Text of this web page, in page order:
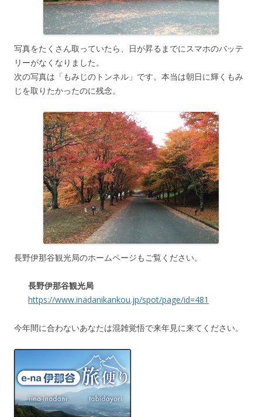
写真をたくさん取っていたら、日が昇るまでにスマホのバッテ
リーがなくなりました。
次の写真は「もみじのトンネル」です。本当は朝日に輝くもみ
じを取りたかったのに残念。
長野伊那谷観光局のホームページもご覧ください。
長野伊那谷観光局
https://www.inadanikankou.jp/spot/page/id=481
今年間に合わないあなたは混雑覚悟で来年見に来てください。